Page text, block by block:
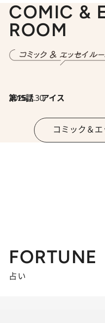
COMIC &
ROOM
2026.7.30
第15話 アイス
コミック＆
FORTUNE
占い